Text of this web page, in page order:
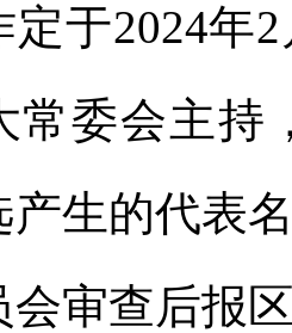
定于2024年2
常委会主持
产生的代表
会审查后报